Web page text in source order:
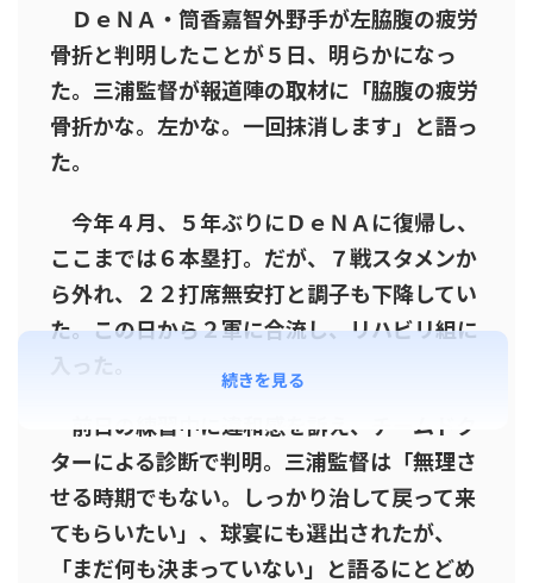
ＤｅＮＡ・筒香嘉智外野手が左脇腹の疲労
骨折と判明したことが５日、明らかになっ
た。三浦監督が報道陣の取材に「脇腹の疲労
骨折かな。左かな。一回抹消します」と語っ
た。
今年４月、５年ぶりにＤｅＮＡに復帰し、
ここまでは６本塁打。だが、７戦スタメンか
ら外れ、２２打席無安打と調子も下降してい
た。この日から２軍に合流し、リハビリ組に
入った。
前日の練習中に違和感を訴え、チームドク
ターによる診断で判明。三浦監督は「無理さ
せる時期でもない。しっかり治して戻って来
てもらいたい」、球宴にも選出されたが、
「まだ何も決まっていない」と語るにとどめ
続きを見る